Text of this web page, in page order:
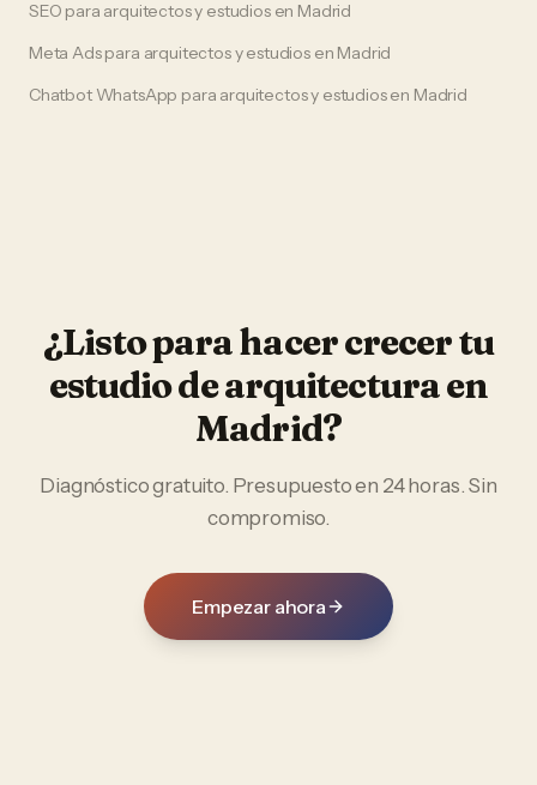
SEO para arquitectos y estudiosen Madrid
Meta Adspara arquitectos y estudiosen Madrid
Chatbot WhatsApp para arquitectos y estudiosen Madrid
¿Listo para hacer crecer tu
estudio de arquitecturaen
Madrid?
Diagnóstico gratuito. Presupuesto en 24 horas. Sin
compromiso.
Empezar ahora